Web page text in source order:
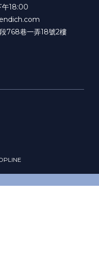
午18:00
768巷一弄18號2樓